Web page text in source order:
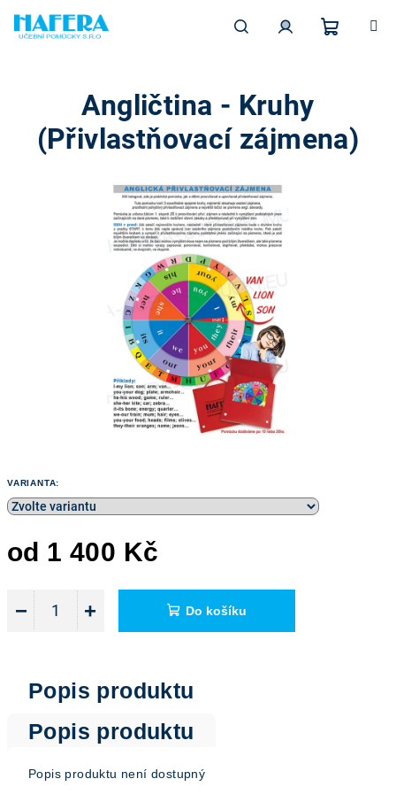
obsah
VARIANTA:
od 1 400 Kč
cena:
+
− Do košíku
Angličtina - Kruhy
(Přivlastňovací zájmena)
Popis produktu
Popis produktu
Popis produktu není dostupný